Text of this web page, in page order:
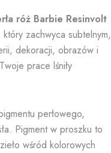
róż Barbie Resinvolt
który zachwyca subtelnym,
dekoracji, obrazów i
prace lśniły
perłowego,
Pigment w proszku to
wśród kolorowych